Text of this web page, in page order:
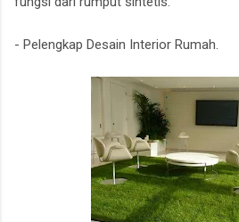
- Pelengkap Desain Interior Rumah.